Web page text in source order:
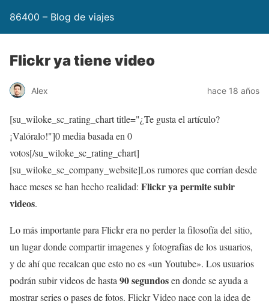
86400 – Blog de viajes
Flickr ya tiene video
Alex hace 18 años
[su_wiloke_sc_rating_chart title="¿Te gusta el artículo?
¡Valóralo!"]0media basada en 0
votos[/su_wiloke_sc_rating_chart]
[su_wiloke_sc_company_website]Los rumores que corrían desde
hace meses se han hecho realidad: Flickr ya permite subir
videos.
Lo más importante para Flickr era no perder la filosofía del sitio,
un lugar donde compartir imagenes y fotografías de los usuarios,
y de ahí que recalcan que esto no es «un Youtube». Los usuarios
podrán subir videos de hasta 90 segundosen donde se ayuda a
mostrar series o pases de fotos. Flickr Video nace con la idea de